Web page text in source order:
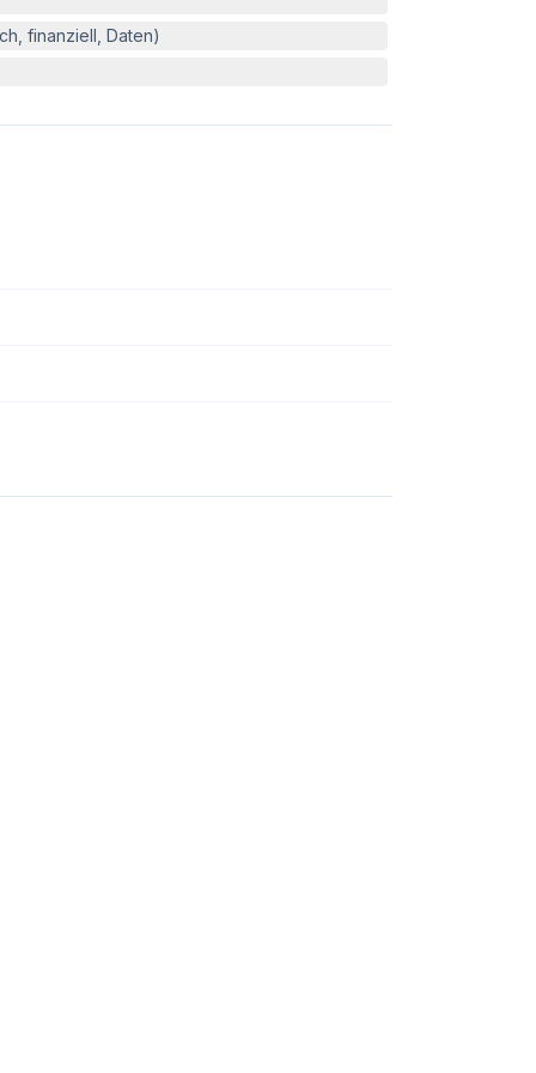
finanziell, Daten)